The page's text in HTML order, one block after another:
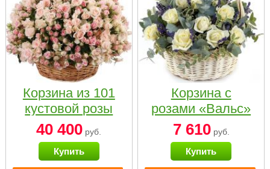
Корзина из 101
кустовой розы
нежных тонов
40 400 руб.
Купить
Корзина с
розами «Вальс»
7 610руб.
Купить